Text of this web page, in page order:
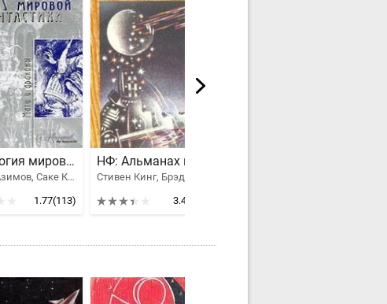
Антология мировой фантастики. Том 3. Волшебная страна
Айзек Азимов, Саке Комацу, Клайв Стейплз Льюис, Толстой Алексей Николаевич, Желязны Роджер Джозеф, Брэдбери Рэй Дуглас, Ефремов Иван Антонович, Гаррисон Гарри, Рей Жан, Гансовский Север Феликсович, Лейнстер Мюррей, Гамильтон Эдмонд Мур, Муркок Майкл Джон, Блох Роберт Альберт, Хаецкая Елена Владимировна, Лавкрафт Говард Филлипс, Конан Дойл Артур Игнатиус, Головачев Василий Васильевич, Орлов Алекс, Саймак Клиффорд Дональд, Говард Роберт Эдвин, Смит Джордж Генри, Андерсон Пол Уильям, Вэнс Джек Холбрук, Дивов Олег Игоревич, Трускиновская Далия Мейеровна, Кудрявцев Леонид Викторович, Биленкин Дмитрий Александрович, Вейнбаум Стенли, Олдисс Брайан Уилсон, Ван Вогт Альфред Элтон, Дель Рей Лестер, Клейн Жерар, Сильверберг Роберт, Калугин Алексей Александрович, Тургенев Иван Сергеевич, Говард Роберт Ирвин, Мэйчен Артур Ллевелин, Дик Филип Киндред, Саломатов Андрей Васильевич, Миллер-младший Уолтер Майкл
1.77(113)
3.48